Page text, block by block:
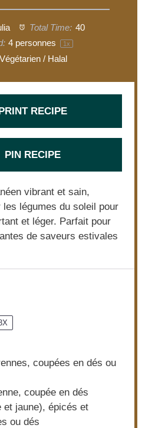
Total Time: 40
4 personnes 1x
Végétarien / Halal
RECIPE
PIN RECIPE
vibrant et sain,
les légumes du soleil pour
et léger. Parfait pour
de saveurs estivales
coupées en dés ou
coupée en dés
et jaune), épicés et
ou dés